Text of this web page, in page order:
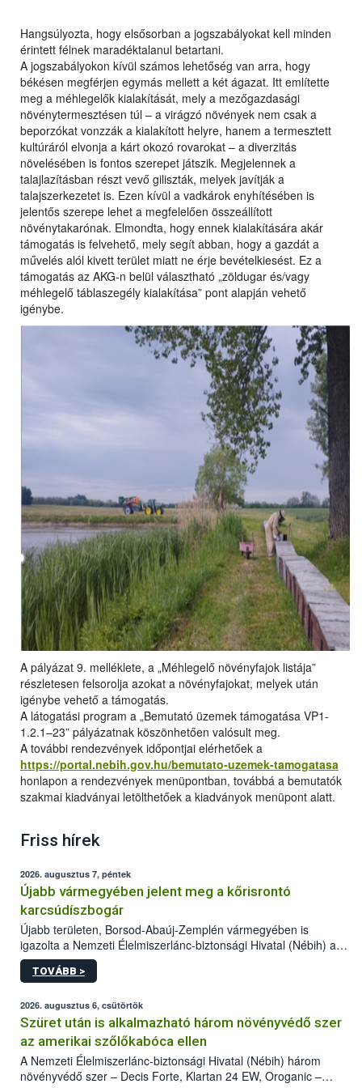
Hangsúlyozta, hogy elsősorban a jogszabályokat kell minden
érintett félnek maradéktalanul betartani.
A jogszabályokon kívül számos lehetőség van arra, hogy
békésen megférjen egymás mellett a két ágazat. Itt említette
meg a méhlegelők kialakítását, mely a mezőgazdasági
növénytermesztésen túl – a virágzó növények nem csak a
beporzókat vonzzák a kialakított helyre, hanem a termesztett
kultúráról elvonja a kárt okozó rovarokat – a diverzitás
növelésében is fontos szerepet játszik. Megjelennek a
talajlazításban részt vevő giliszták, melyek javítják a
talajszerkezetet is. Ezen kívül a vadkárok enyhítésében is
jelentős szerepe lehet a megfelelően összeállított
növénytakarónak. Elmondta, hogy ennek kialakítására akár
támogatás is felvehető, mely segít abban, hogy a gazdát a
művelés alól kivett terület miatt ne érje bevételkiesést. Ez a
támogatás az AKG-n belül választható „zöldugar és/vagy
méhlegelő táblaszegély kialakítása” pont alapján vehető
igénybe.
A pályázat 9. melléklete, a „Méhlegelő növényfajok listája”
részletesen felsorolja azokat a növényfajokat, melyek után
igénybe vehető a támogatás.
A látogatási program a „Bemutató üzemek támogatása VP1-
1.2.1–23” pályázatnak köszönhetően valósult meg.
A további rendezvények időpontjai elérhetőek a
https://portal.nebih.gov.hu/bemutato-uzemek-tamogatasa
honlapon a rendezvények menüpontban, továbbá a bemutatók
szakmai kiadványai letölthetőek a kiadványok menüpont alatt.
Friss hírek
2026. augusztus 7, péntek
Újabb vármegyében jelent meg a kőrisrontó
karcsúdíszbogár
Újabb területen, Borsod-Abaúj-Zemplén vármegyében is
igazolta a Nemzeti Élelmiszerlánc-biztonsági Hivatal (Nébih) a
kőrisrontó karcsúdíszbogár (Agrilus planipennis) jelenlétét. A
kártevőt nem csak színcsapdában találták meg, de már fertőzött
az intenzív felderítést, emellett az intézkedéseket a szlovák
hatósággal is összehangolják a terjedés megállítása érdekében.
TOVÁBB >
2026. augusztus 6, csütörtök
Szüret után is alkalmazható három növényvédő szer
az amerikai szőlőkabóca ellen
A Nemzeti Élelmiszerlánc-biztonsági Hivatal (Nébih) három
növényvédő szer – Decis Forte, Klartan 24 EW, Oroganic –